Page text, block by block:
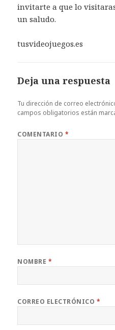
invitarte a que lo
un saludo.
tusvideojuegos.es
Deja una respuesta
Tu dirección de correo
campos obligatorios están
COMENTARIO *
NOMBRE *
CORREO ELECTRÓNICO *